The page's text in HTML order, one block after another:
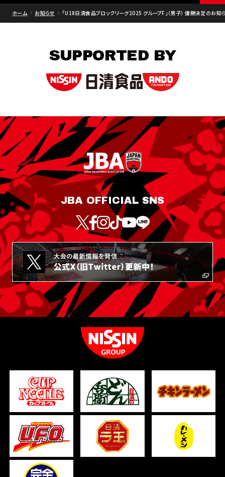
ホーム お知らせ ｢U18日清食品ブロックリーグ2025 グループF｣（男子） 優勝決定のお
SUPPORTED BY
JBA OFFICIAL SNS